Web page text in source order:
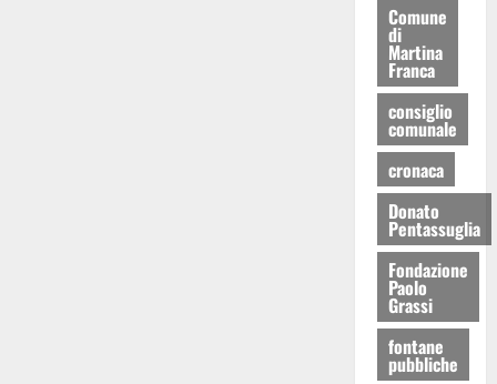
Comune
di
Martina
Franca
consiglio
comunale
cronaca
Donato
Pentassuglia
Fondazione
Paolo
Grassi
fontane
pubbliche